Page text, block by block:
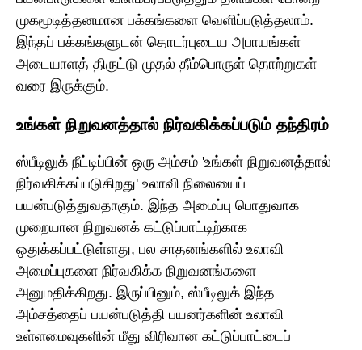
முகமூடித்தனமான பக்கங்களை வெளிப்படுத்தலாம்.
இந்தப் பக்கங்களுடன் தொடர்புடைய அபாயங்கள்
அடையாளத் திருட்டு முதல் தீம்பொருள் தொற்றுகள்
வரை இருக்கும்.
உங்கள் நிறுவனத்தால் நிர்வகிக்கப்படும் தந்திரம்
ஸ்பீடிலுக் நீட்டிப்பின் ஒரு அம்சம் 'உங்கள் நிறுவனத்தால்
நிர்வகிக்கப்படுகிறது' உலாவி நிலையைப்
பயன்படுத்துவதாகும். இந்த அமைப்பு பொதுவாக
முறையான நிறுவனக் கட்டுப்பாட்டிற்காக
ஒதுக்கப்பட்டுள்ளது, பல சாதனங்களில் உலாவி
அமைப்புகளை நிர்வகிக்க நிறுவனங்களை
அனுமதிக்கிறது. இருப்பினும், ஸ்பீடிலுக் இந்த
அம்சத்தைப் பயன்படுத்தி பயனர்களின் உலாவி
உள்ளமைவுகளின் மீது விரிவான கட்டுப்பாட்டைப்